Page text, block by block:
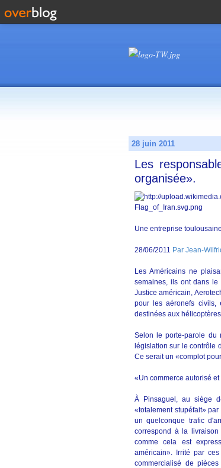
28 juin 2011
Les
organisée».
Une entreprise
28/06/2011 Par Jean-
Les Américains ne
semaines, ils ont dans
Justice américain,
pour les aéronefs civils,
destinées aux
Selon le porte-parole du
législation sur le contrôle
Ce serait un «complot
«Un commerce autorisé
À Pinsaguel, au siège
«totalement stupéfait»
un quelconque trafic
correspond à la
comme cela est
américain». Irrité par
commercialisé de